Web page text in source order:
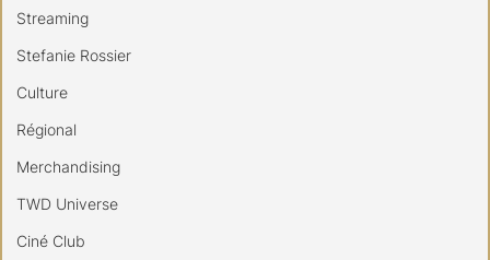
Streaming
Stefanie Rossier
Culture
Régional
Merchandising
TWD Universe
Ciné Club